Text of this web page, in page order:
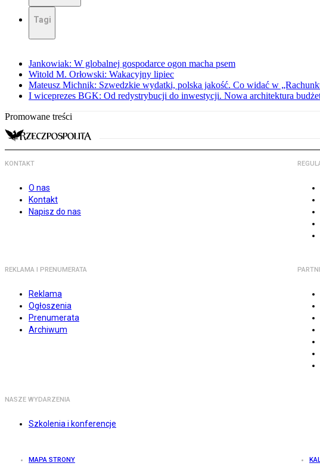
Tagi
Jankowiak: W globalnej gospodarce ogon macha psem
Witold M. Orłowski: Wakacyjny lipiec
Mateusz Michnik: Szwedzkie wydatki, polska jakość. Co widać w
I wiceprezes BGK: Od redystrybucji do inwestycji. Nowa architektura
Promowane treści
KONTAKT
O nas
Kontakt
Napisz do nas
REKLAMA I PRENUMERATA
Reklama
Ogłoszenia
Prenumerata
Archiwum
NASZE WYDARZENIA
Szkolenia i konferencje
MAPA STRONY